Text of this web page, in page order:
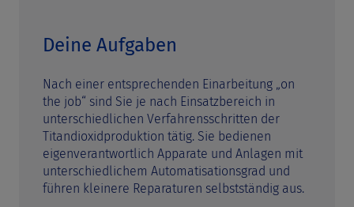
Deine Aufgaben
Nach einer entsprechenden Einarbeitung „on
the job“ sind Sie je nach Einsatzbereich in
unterschiedlichen Verfahrensschritten der
Titandioxidproduktion tätig. Sie bedienen
eigenverantwortlich Apparate und Anlagen mit
unterschiedlichem Automatisationsgrad und
führen kleinere Reparaturen selbstständig aus.